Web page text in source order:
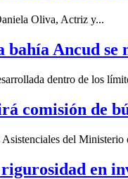
Oliva, Actriz y...
bahía Ancud
dentro de los
comisión de
del Ministerio
en